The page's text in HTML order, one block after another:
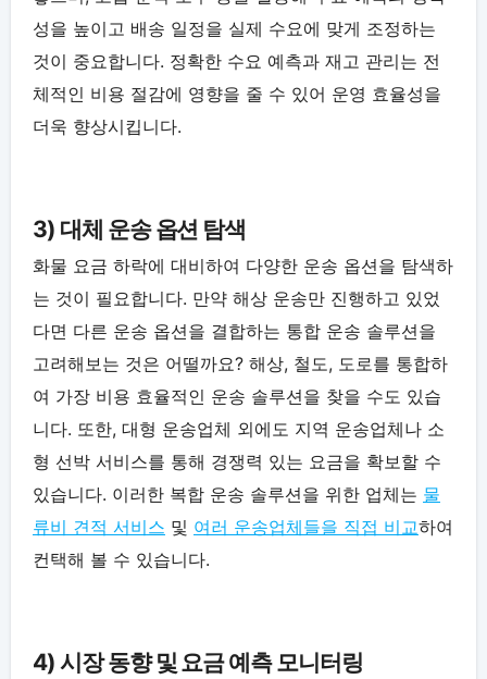
성을 높이고 배송 일정을 실제 수요에 맞게 조정하는
것이 중요합니다. 정확한 수요 예측과 재고 관리는 전
체적인 비용 절감에 영향을 줄 수 있어 운영 효율성을
더욱 향상시킵니다.
3) 대체 운송 옵션 탐색
화물 요금 하락에 대비하여 다양한 운송 옵션을 탐색하
는 것이 필요합니다. 만약 해상 운송만 진행하고 있었
다면 다른 운송 옵션을 결합하는 통합 운송 솔루션을
고려해보는 것은 어떨까요? 해상, 철도, 도로를 통합하
여 가장 비용 효율적인 운송 솔루션을 찾을 수도 있습
니다. 또한, 대형 운송업체 외에도 지역 운송업체나 소
형 선박 서비스를 통해 경쟁력 있는 요금을 확보할 수
있습니다. 이러한 복합 운송 솔루션을 위한 업체는 물
류비 견적 서비스 및 여러 운송업체들을 직접 비교하여
컨택해 볼 수 있습니다.
4) 시장 동향 및 요금 예측 모니터링